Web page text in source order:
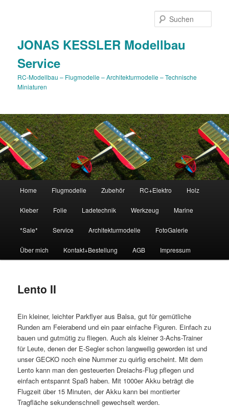
JONAS KESSLER Modellbau
Service
RC-Modellbau – Flugmodelle – Architekturmodelle – Technische
Miniaturen
Zum
Inhalt
wechseln
Home Flugmodelle Zubehör RC+Elektro Holz
Kleber Folie Ladetechnik Werkzeug Marine
*Sale* Service Architekturmodelle FotoGalerie
Über mich Kontakt+Bestellung AGB Impressum
Lento II
Ein kleiner, leichter Parkflyer aus Balsa, gut für gemütliche
Runden am Feierabend und ein paar einfache Figuren. Einfach zu
bauen und gutmütig zu fliegen. Auch als kleiner 3-Achs-Trainer
für Leute, denen der E-Segler schon langweilig geworden ist und
unser GECKO noch eine Nummer zu quirlig erscheint. Mit dem
Lento kann man den gesteuerten Dreiachs-Flug pflegen und
einfach entspannt Spaß haben. Mit 1000er Akku beträgt die
Flugzeit über 15 Minuten, der Akku kann bei montierter
Tragfläche sekundenschnell gewechselt werden.